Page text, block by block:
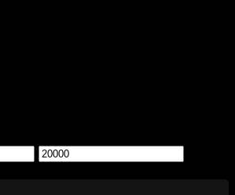
Максимальная
цена